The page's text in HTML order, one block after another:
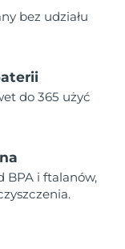
bez udziału
do 365 użyć
BPA i ftalanów,